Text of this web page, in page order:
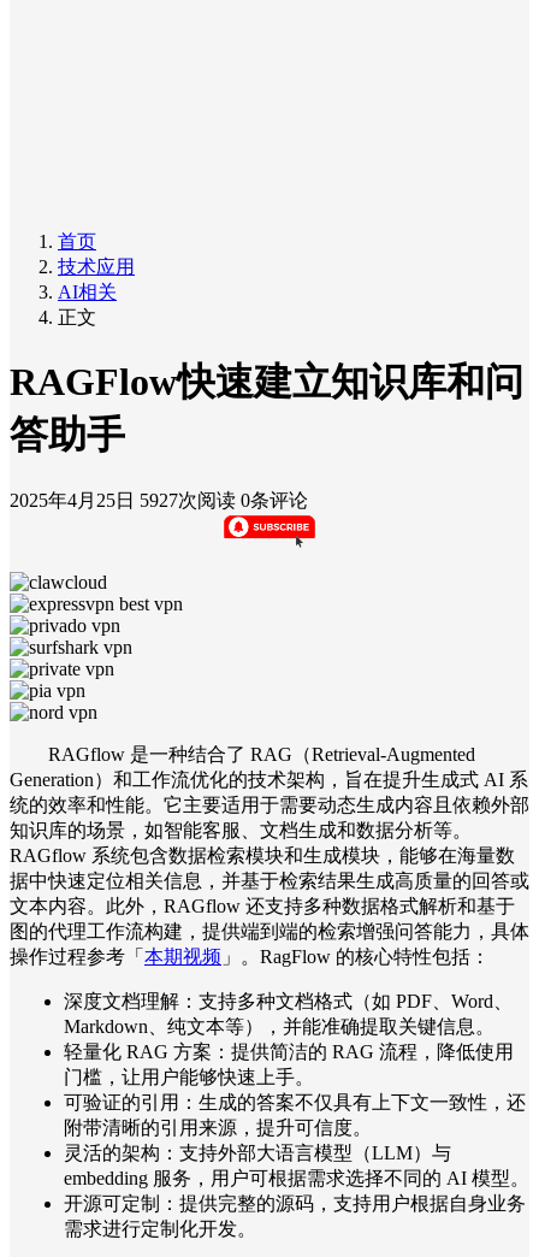
首页
技术应用
AI相关
正文
RAGFlow快速建立知识库和问
答助手
2025年4月25日 5927次阅读 0条评论
RAGflow 是一种结合了 RAG（Retrieval-Augmented
Generation）和工作流优化的技术架构，旨在提升生成式 AI 系
统的效率和性能。它主要适用于需要动态生成内容且依赖外部
知识库的场景，如智能客服、文档生成和数据分析等。
RAGflow 系统包含数据检索模块和生成模块，能够在海量数
据中快速定位相关信息，并基于检索结果生成高质量的回答或
文本内容。此外，RAGflow 还支持多种数据格式解析和基于
图的代理工作流构建，提供端到端的检索增强问答能力，具体
操作过程参考「 本期视频 」 。RagFlow 的核心特性包括：
深度文档理解：支持多种文档格式（如 PDF、Word、
Markdown、纯文本等），并能准确提取关键信息。
轻量化 RAG 方案：提供简洁的 RAG 流程，降低使用
门槛，让用户能够快速上手。
可验证的引用：生成的答案不仅具有上下文一致性，还
附带清晰的引用来源，提升可信度。
灵活的架构：支持外部大语言模型（LLM）与
embedding 服务，用户可根据需求选择不同的 AI 模型。
开源可定制：提供完整的源码，支持用户根据自身业务
需求进行定制化开发。